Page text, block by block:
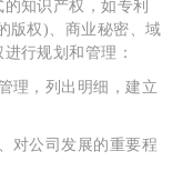
知识产权，如专利
版权)、商业秘密、域
行规划和管理：
，列出明细，建立
公司发展的重要程